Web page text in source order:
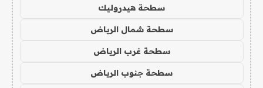
سطحة هيدروليك
سطحة شمال الرياض
سطحة غرب الرياض
سطحة جنوب الرياض